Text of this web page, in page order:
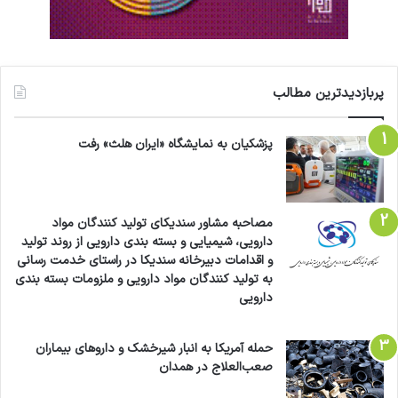
به شمار می‌رود. هر ۱۰۰ گرم از این میوه تنها حدود
۳۰ کالری دارد. این ویژگی، آن را به انتخابی مناسب
برای افرادی تبدیل می‌کند که می‌خواهند در عین
لذت بردن از یک میوه خوشمزه، مراقب وزن خود نیز
باشند.
نکاتی برای مصرف بهتر هندوانه
خنک میل کنید؛ برای افزایش حس تازگی، بهتر است
هندوانه را خنک مصرف کنید و بهتر است تازه باشد؛
کنید تا ویتامین‌ها و مواد مغذی آن حفظ شوند.
پربازدیدترین مطالب
پزشکیان به نمایشگاه «ایران هلث» رفت
مصاحبه مشاور سندیکای تولید کنندگان مواد
دارویی، شیمیایی و بسته بندی دارویی از روند تولید
و اقدامات دبیرخانه سندیکا در راستای خدمت رسانی
به تولید کنندگان مواد دارویی و ملزومات بسته بندی
دارویی
حمله آمریکا به انبار شیرخشک و داروهای بیماران
صعب‌العلاج در همدان